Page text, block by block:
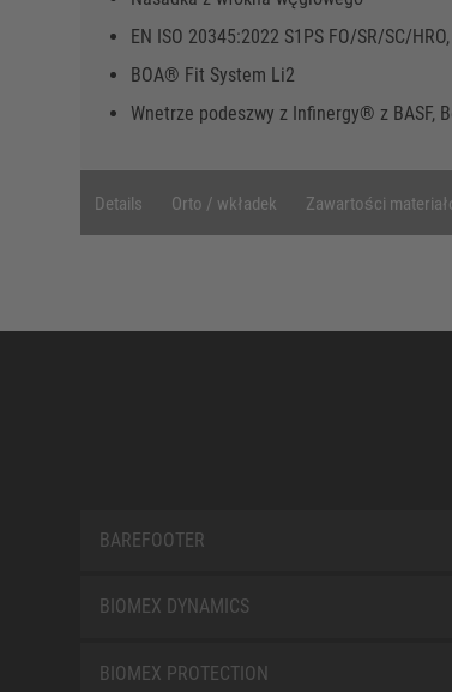
EN ISO 20345:2022 S1PS FO/SR/SC/
BOA® Fit System Li2
Wnetrze podeszwy z Infinergy® z BASF,
Details Orto / wkładek Zawartości
BAREFOOTER
BIOMEX DYNAMICS
BIOMEX PROTECTION